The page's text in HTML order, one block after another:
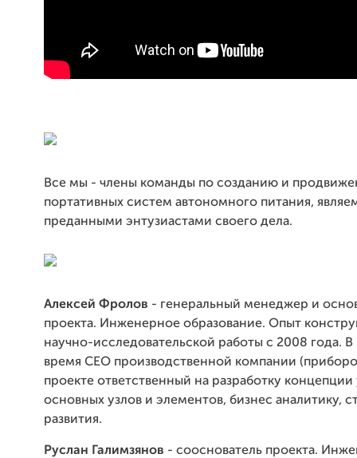
Все мы - члены команды по созданию и
портативных систем автономного питания,
преданными энтузиастами своего дела.
Алексей Фролов - генеральный менеджер и
проекта. Инженерное образование. Опыт
научно-исследовательской работы с 2008 года.
время CEO производственной компании
проекте ответственный на разработку концепции
основных узлов и элементов, бизнес аналитику,
развития.
Руслан Галимзянов - сооснователь проекта.